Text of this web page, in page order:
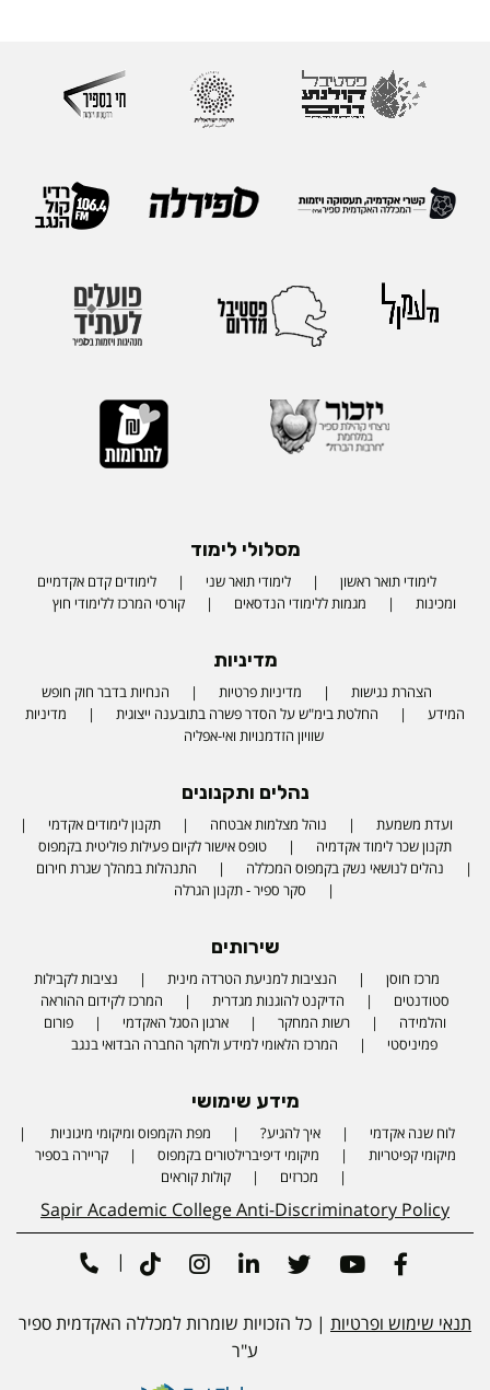
מסלולי לימוד
לימודי תואר ראשון לימודי תואר שני
לימודים קדם אקדמיים
ומכינות
מגמות ללימודי הנדסאים קורסי המרכז ללימודי חוץ
מדיניות
הצהרת נגישות מדיניות פרטיות
הנחיות בדבר חוק חופש
המידע
החלטת בימ"ש על הסדר פשרה בתובענה ייצוגית
מדיניות
שוויון הזדמנויות ואי-אפליה
נהלים ותקנונים
ועדת משמעת נוהל מצלמות אבטחה
תקנון לימודים אקדמי
תקנון שכר לימוד אקדמיה
טופס אישור לקיום פעילות פוליטית בקמפוס
נהלים לנושאי נשק בקמפוס המכללה
התנהלות במהלך שגרת חירום
סקר ספיר - תקנון הגרלה
שירותים
מרכז חוסן הנציבות למניעת הטרדה מינית
נציבות לקבילות
סטודנטים
הדיקנט להוגנות מגדרית
המרכז לקידום ההוראה
והלמידה
רשות המחקר ארגון הסגל האקדמי
פורום
פמיניסטי
המרכז הלאומי למידע ולחקר החברה הבדואי בנגב
מידע שימושי
לוח שנה אקדמי איך להגיע?
מפת הקמפוס ומיקומי מיגוניות
מיקומי קפיטריות
מיקומי דיפיברילטורים בקמפוס
קריירה בספיר
מכרזים
קולות קוראים
Sapir Academic College Anti-Discriminatory Policy
תנאי שימוש ופרטיות | כל הזכויות שומרות למכללה האקדמית ספיר
ע"ר
Facebook
Youtube
Twitter
Linkedin
Instagram
Tiktok
|
Phone number